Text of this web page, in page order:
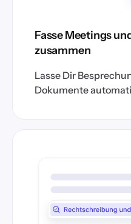
Fasse Meetings
zusammen
Lasse Dir
Dokumente